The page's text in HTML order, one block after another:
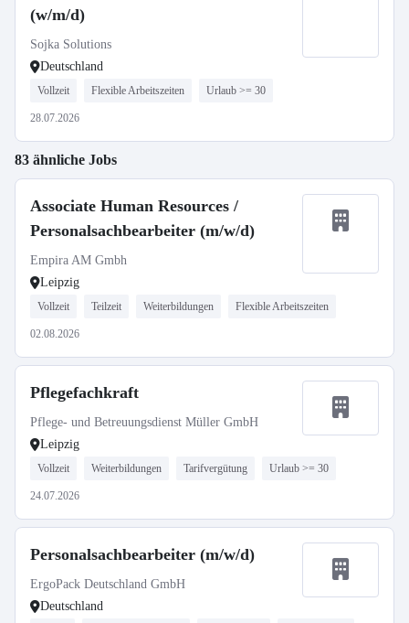
(w/m/d)
Sojka Solutions
Deutschland
Vollzeit Flexible Arbeitszeiten Urlaub >= 30
28.07.2026
83 ähnliche Jobs
Associate Human Resources /
Personalsachbearbeiter (m/w/d)
Empira AM Gmbh
Leipzig
Vollzeit Teilzeit Weiterbildungen Flexible Arbeitszeiten
02.08.2026
Pflegefachkraft
Pflege- und Betreuungsdienst Müller GmbH
Leipzig
Vollzeit Weiterbildungen Tarifvergütung Urlaub >= 30
24.07.2026
Personalsachbearbeiter (m/w/d)
ErgoPack Deutschland GmbH
Deutschland